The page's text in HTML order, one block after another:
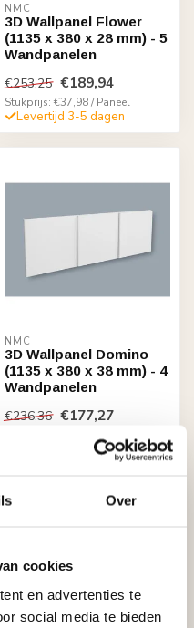
Over
cookies
en advertenties te
social media te bieden
NMC
3D Wallpanel Flower
(1135 x 380 x 28 mm) - 5
Wandpanelen
€253,25 €189,94
Stukprijs: €37,98 / Paneel
Levertijd 3-5 dagen
NMC
3D Wallpanel Domino
(1135 x 380 x 38 mm) - 4
Wandpanelen
€236,36 €177,27
Niet op voorraad